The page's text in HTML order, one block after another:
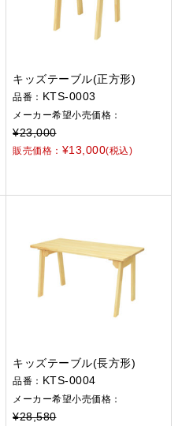
キッズテーブル(正方形)
品番： KTS-0003
メーカー希望小売価格：
¥23,000
販売価格： ¥13,000(税込)
キッズテーブル(長方形)
品番： KTS-0004
メーカー希望小売価格：
¥28,580